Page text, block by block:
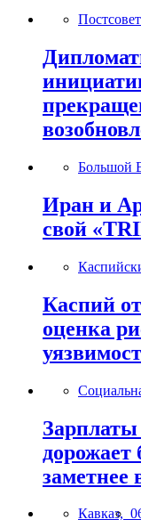
Большой
Иран и
свой
Каспий
оценка
Зарплаты
дорожает
заметнее
Кавказ,